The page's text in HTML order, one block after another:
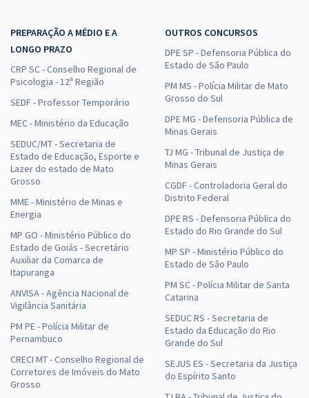
PREPARAÇÃO A MÉDIO E A
LONGO PRAZO
CRP SC - Conselho Regional de
Psicologia - 12ª Região
SEDF - Professor Temporário
MEC - Ministério da Educação
SEDUC/MT - Secretaria de
Estado de Educação, Esporte e
Lazer do estado de Mato
Grosso
MME - Ministério de Minas e
Energia
MP GO - Ministério Público do
Estado de Goiás - Secretário
Auxiliar da Comarca de
Itapuranga
ANVISA - Agência Nacional de
Vigilância Sanitária
PM PE - Polícia Militar de
Pernambuco
CRECI MT - Conselho Regional de
Corretores de Imóveis do Mato
Grosso
OUTROS CONCURSOS
DPE SP - Defensoria Pública do
Estado de São Paulo
PM MS - Polícia Militar de Mato
Grosso do Sul
DPE MG - Defensoria Pública de
Minas Gerais
TJ MG - Tribunal de Justiça de
Minas Gerais
CGDF - Controladoria Geral do
Distrito Federal
DPE RS - Defensoria Pública do
Estado do Rio Grande do Sul
MP SP - Ministério Público do
Estado de São Paulo
PM SC - Polícia Militar de Santa
Catarina
SEDUC RS - Secretaria de
Estado da Educação do Rio
Grande do Sul
SEJUS ES - Secretaria da Justiça
do Espírito Santo